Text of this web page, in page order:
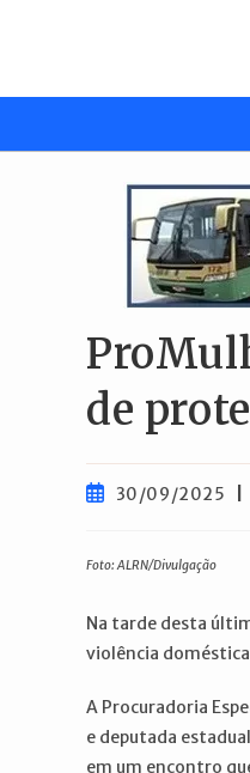
conteúdo
de
Post30/09/2025
Foto: ALRN/Divulgação
Na tarde desta
violência
A Procuradoria
e deputada
em um encontro